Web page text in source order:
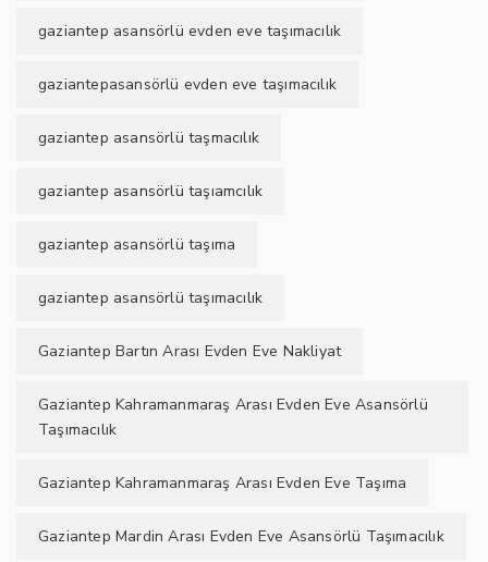
gaziantep asansörlü evden eve taşımacılık
gaziantepasansörlü evden eve taşımacılık
gaziantep asansörlü taşmacılık
gaziantep asansörlü taşıamcılık
gaziantep asansörlü taşıma
gaziantep asansörlü taşımacılık
Gaziantep Bartın Arası Evden Eve Nakliyat
Gaziantep Kahramanmaraş Arası Evden Eve Asansörlü
Taşımacılık
Gaziantep Kahramanmaraş Arası Evden Eve Taşıma
Gaziantep Mardin Arası Evden Eve Asansörlü Taşımacılık